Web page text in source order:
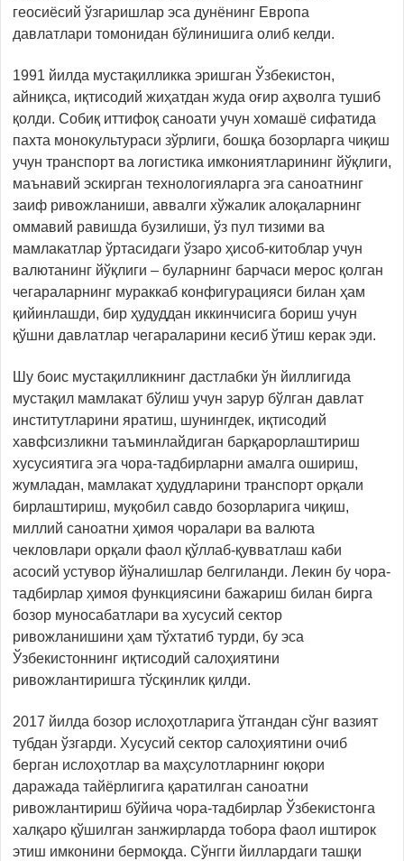
геосиёсий ўзгаришлар эса дунёнинг Европа
давлатлари томонидан бўлинишига олиб келди.
1991 йилда мустақилликка эришган Ўзбекистон,
айниқса, иқтисодий жиҳатдан жуда оғир аҳволга тушиб
қолди. Собиқ иттифоқ саноати учун хомашё сифатида
пахта монокультураси зўрлиги, бошқа бозорларга чиқиш
учун транспорт ва логистика имкониятларининг йўқлиги,
маънавий эскирган технологияларга эга саноатнинг
заиф ривожланиши, аввалги хўжалик алоқаларнинг
оммавий равишда бузилиши, ўз пул тизими ва
мамлакатлар ўртасидаги ўзаро ҳисоб-китоблар учун
валютанинг йўқлиги – буларнинг барчаси мерос қолган
чегараларнинг мураккаб конфигурацияси билан ҳам
қийинлашди, бир ҳудуддан иккинчисига бориш учун
қўшни давлатлар чегараларини кесиб ўтиш керак эди.
Шу боис мустақилликнинг дастлабки ўн йиллигида
мустақил мамлакат бўлиш учун зарур бўлган давлат
институтларини яратиш, шунингдек, иқтисодий
хавфсизликни таъминлайдиган барқарорлаштириш
хусусиятига эга чора-тадбирларни амалга ошириш,
жумладан, мамлакат ҳудудларини транспорт орқали
бирлаштириш, муқобил савдо бозорларига чиқиш,
миллий саноатни ҳимоя чоралари ва валюта
чекловлари орқали фаол қўллаб-қувватлаш каби
асосий устувор йўналишлар белгиланди. Лекин бу чора-
тадбирлар ҳимоя функциясини бажариш билан бирга
бозор муносабатлари ва хусусий сектор
ривожланишини ҳам тўхтатиб турди, бу эса
Ўзбекистоннинг иқтисодий салоҳиятини
ривожлантиришга тўсқинлик қилди.
2017 йилда бозор ислоҳотларига ўтгандан сўнг вазият
тубдан ўзгарди. Хусусий сектор салоҳиятини очиб
берган ислоҳотлар ва маҳсулотларнинг юқори
даражада тайёрлигига қаратилган саноатни
ривожлантириш бўйича чора-тадбирлар Ўзбекистонга
халқаро қўшилган занжирларда тобора фаол иштирок
этиш имконини бермоқда. Сўнгги йиллардаги ташқи